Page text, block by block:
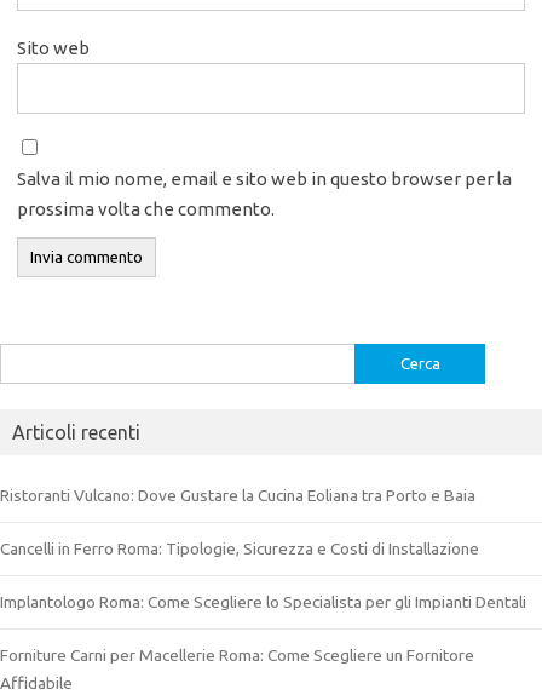
Sito web
Salva il mio nome, email e sito web in questo browser per la
prossima volta che commento.
per:
Articoli recenti
Ristoranti Vulcano: Dove Gustare la Cucina Eoliana tra Porto e Baia
Cancelli in Ferro Roma: Tipologie, Sicurezza e Costi di Installazione
Implantologo Roma: Come Scegliere lo Specialista per gli Impianti Dentali
Forniture Carni per Macellerie Roma: Come Scegliere un Fornitore
Affidabile